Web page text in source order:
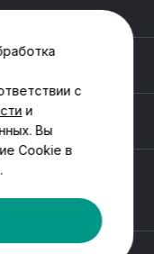
с
и
Вы
Cookie в